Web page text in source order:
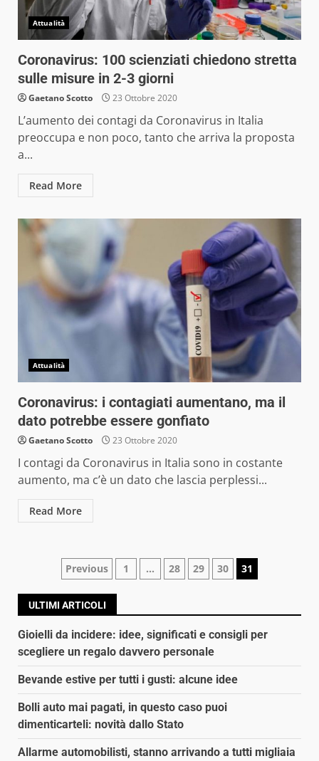
Attualità
Coronavirus: 100 scienziati chiedono stretta
sulle misure in 2-3 giorni
Gaetano Scotto 23 Ottobre 2020
L’aumento dei contagi da Coronavirus in Italia
preoccupa e non poco, tanto che arriva la proposta
a...
Read More
Attualità
Coronavirus: i contagiati aumentano, ma il
dato potrebbe essere gonfiato
Gaetano Scotto 23 Ottobre 2020
I contagi da Coronavirus in Italia sono in costante
aumento, ma c’è un dato che lascia perplessi...
Read More
Navigazione
articoli
Previous 1 … 28 29 30 31
ULTIMI ARTICOLI
Gioielli da incidere: idee, significati e consigli per
scegliere un regalo davvero personale
Bevande estive per tutti i gusti: alcune idee
Bolli auto mai pagati, in questo caso puoi
dimenticarteli: novità dallo Stato
Allarme automobilisti, stanno arrivando a tutti migliaia